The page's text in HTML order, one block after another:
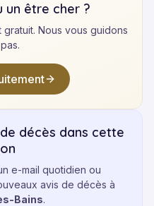
un être cher ?
Nous vous guidons
décès dans cette
e-mail quotidien ou
avis de décès à
Bains.